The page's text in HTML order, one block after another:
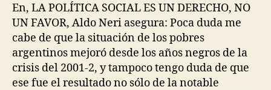
En, LA POLÍTICA SOCIAL ES UN DERECHO, NO
UN FAVOR, Aldo Neri asegura: Poca duda me
cabe de que la situación de los pobres
argentinos mejoró desde los años negros de la
crisis del 2001-2, y tampoco tengo duda de que
ese fue el resultado no sólo de la notable